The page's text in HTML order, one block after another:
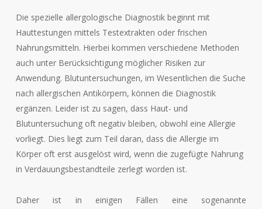
Die spezielle allergologische Diagnostik beginnt mit
Hauttestungen mittels Testextrakten oder frischen
Nahrungsmitteln. Hierbei kommen verschiedene Methoden
auch unter Berücksichtigung möglicher Risiken zur
Anwendung. Blutuntersuchungen, im Wesentlichen die Suche
nach allergischen Antikörpern, können die Diagnostik
ergänzen. Leider ist zu sagen, dass Haut- und
Blutuntersuchung oft negativ bleiben, obwohl eine Allergie
vorliegt. Dies liegt zum Teil daran, dass die Allergie im
Körper oft erst ausgelöst wird, wenn die zugefügte Nahrung
in Verdauungsbestandteile zerlegt worden ist.
Daher ist in einigen Fällen eine sogenannte